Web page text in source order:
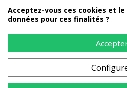
LIVRAISON 12/18 JOURS
Acceptez-vous ces cookies et
données pour ces finalités ?